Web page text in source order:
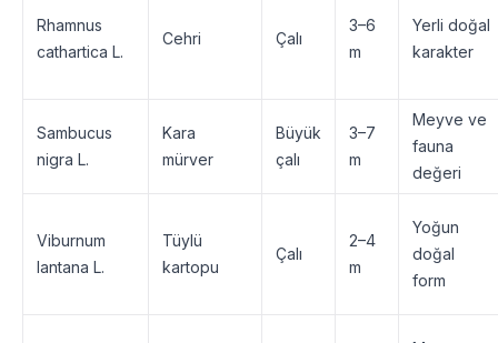
Rhamnus
cathartica L.
Cehri Çalı
3–6
m
Yerli doğal
karakter
Sambucus
nigra L.
Kara
mürver
Büyük
çalı
3–7
m
Meyve ve
fauna
değeri
Viburnum
lantana L.
Tüylü
kartopu
Çalı
2–4
m
Yoğun
doğal
form